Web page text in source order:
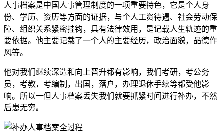
人事档案是中国人事管理制度的一项重要特色，它是个人身
份、学历、资历等方面的证据，与个人工资待遇、社会劳动保
障、组织关系紧密挂钩，具有法律效用，是记载人生轨迹的重
要依据。他主要记载了一个人的主要经历，政治面貌，品德作
风等。
他对我们继续深造和向上晋升都有影响，我们考研，考公务
员，考教，考编制，出国，落户，办理退休手续等都受他影
响。所以一但人事档案丢失我们就要抓紧时间进行补办，不然
后患无穷。